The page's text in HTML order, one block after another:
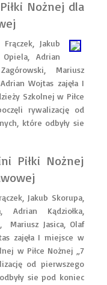
Nożnej dla
Jakub
Opiela, Adrian
Zagórowski, Mariusz
Wojtas zajęła I
Szkolnej w Piłce
rywalizację od
które odbyły sie
Piłki Nożnej
Jakub Skorupa,
Adrian Kądziołka,
Mariusz Jasica, Olaf
zajęła I miejsce w
w Piłce Nożnej „7
od pierwszego
sie pod koniec